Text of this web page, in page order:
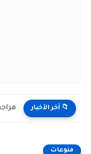
📁 آخر الأخبار
منوعات